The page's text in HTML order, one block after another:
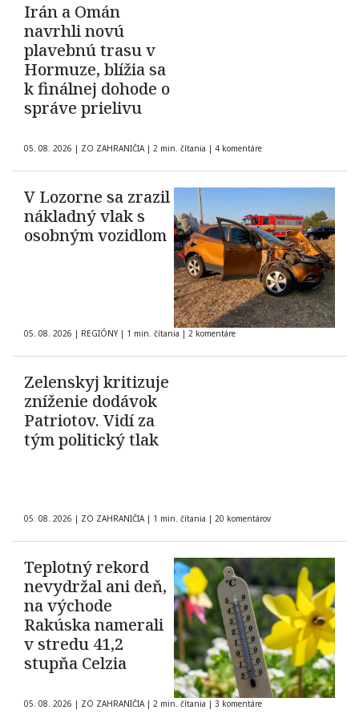
Irán a Omán
navrhli novú
plavebnú trasu v
Hormuze, blížia sa
k finálnej dohode o
správe prielivu
05. 08. 2026 | ZO ZAHRANIČIA | 2 min. čítania | 4 komentáre
V Lozorne sa zrazil
nákladný vlak s
osobným vozidlom
05. 08. 2026 | REGIÓNY | 1 min. čítania | 2 komentáre
Zelenskyj kritizuje
zníženie dodávok
Patriotov. Vidí za
tým politický tlak
05. 08. 2026 | ZO ZAHRANIČIA | 1 min. čítania | 20 komentárov
Teplotný rekord
nevydržal ani deň,
na východe
Rakúska namerali
v stredu 41,2
stupňa Celzia
05. 08. 2026 | ZO ZAHRANIČIA | 2 min. čítania | 3 komentáre